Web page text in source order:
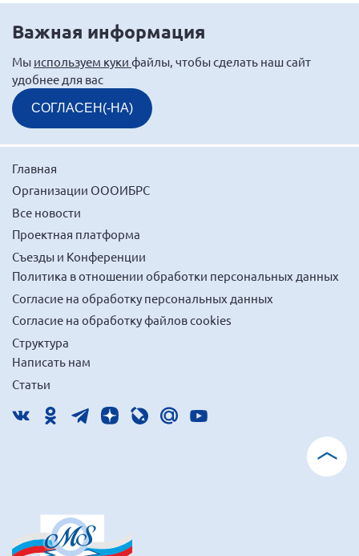
Важная информация
Мы используем куки файлы, чтобы сделать наш сайт
удобнее для вас
СОГЛАСЕН(-НА)
Главная
Организации ОООИБРС
Все новости
Проектная платформа
Съезды и Конференции
Политика в отношении обработки персональных данных
Согласие на обработку персональных данных
Согласие на обработку файлов cookies
Структура
Написать нам
Статьи